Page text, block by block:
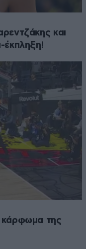
και
έκπληξη!
κάρφωμα της